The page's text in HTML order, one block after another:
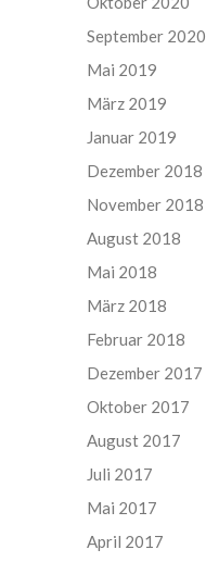
September 2020
Mai 2019
März 2019
Januar 2019
Dezember 2018
November 2018
August 2018
Mai 2018
März 2018
Februar 2018
Dezember 2017
Oktober 2017
August 2017
Juli 2017
Mai 2017
April 2017